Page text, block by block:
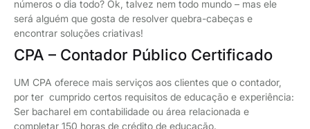
números o dia todo? Ok, talvez nem todo mundo – mas ele
será alguém que gosta de resolver quebra-cabeças e
encontrar soluções criativas!
CPA – Contador Público Certificado
UM CPA oferece mais serviços aos clientes que o contador,
por ter cumprido certos requisitos de educação e experiência:
Ser bacharel em contabilidade ou área relacionada e
completar 150 horas de crédito de educação.